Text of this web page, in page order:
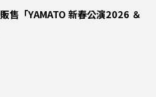
「YAMATO 新春公演2026 ＆